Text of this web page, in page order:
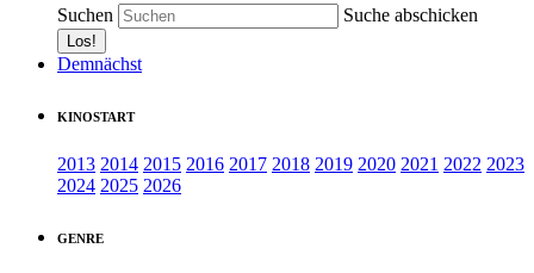
Suchen Suche abschicken
Demnächst
KINOSTART
2013 2014 2015 2016 2017 2018 2019 2020 2021 2022 2023
2024 2025 2026
GENRE